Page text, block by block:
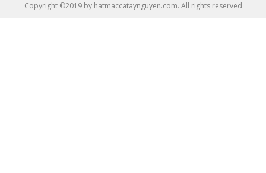
Copyright ©2019 by hatmaccataynguyen.com. All rights reserved